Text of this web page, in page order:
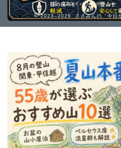
プライバシーポリシー
2023–2026 ささみんの「今日